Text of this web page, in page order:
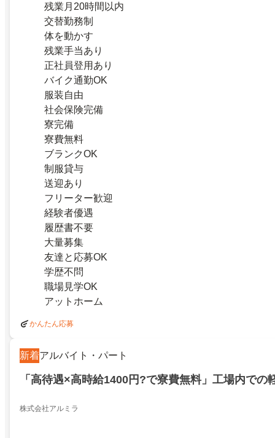
残業月20時間以内
交替勤務制
体を動かす
残業手当あり
正社員登用あり
バイク通勤OK
服装自由
社会保険完備
寮完備
寮費無料
ブランクOK
制服貸与
送迎あり
フリーター歓迎
経験者優遇
履歴書不要
大量募集
友達と応募OK
学歴不問
職場見学OK
アットホーム
かんたん応募
新着アルバイト・パート
「高待遇×高時給1400円?で寮費無料」工場内での
株式会社アルミラ